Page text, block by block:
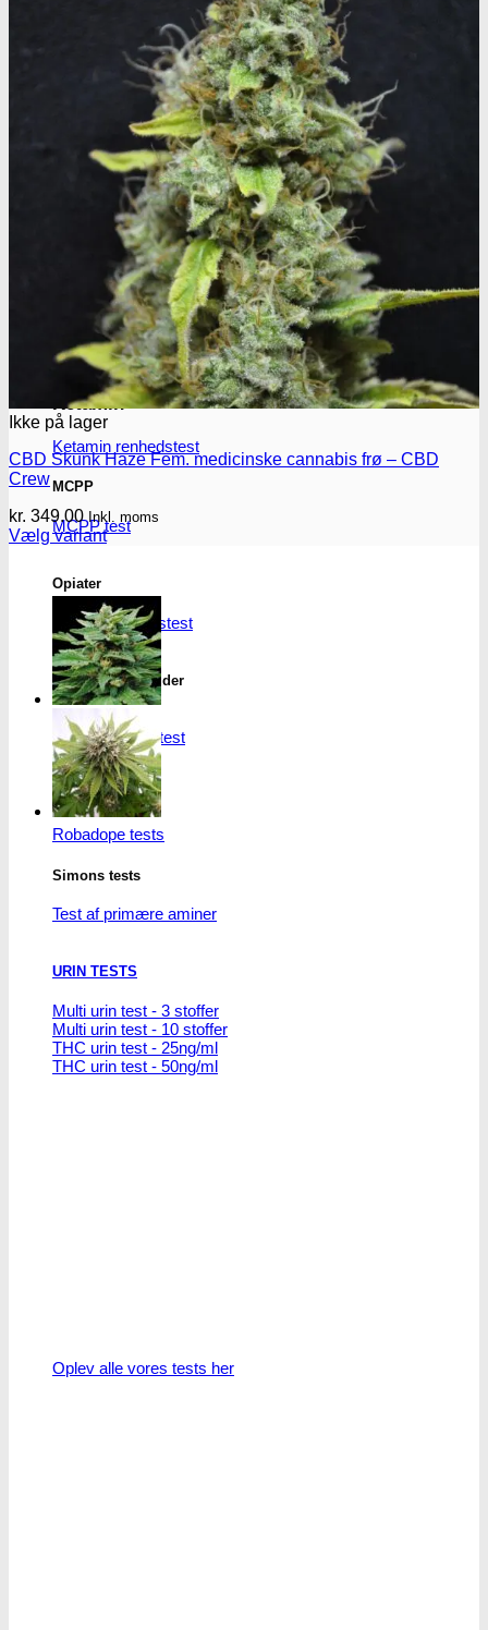
Badesalte renhedstest
LSD renhedstest
Benzodiazepiner
Benzoer renhedstest
GHB/Hætter
GHB/Hætter renhedstest
Ketamin
Ketamin renhedstest
MCPP
MCPP test
Opiater
Opiater renhedstest
THC/Cannabinoider
THC test
Cannabinoider test
Robadope
Robadope tests
Simons tests
Test af primære aminer
URIN TESTS
Multi urin test - 3 stoffer
Multi urin test - 10 stoffer
THC urin test - 25ng/ml
THC urin test - 50ng/ml
Oplev alle vores tests her
Ikke på lager
CBD Skunk Haze Fem. medicinske cannabis frø – CBD
Crew
kr. 349.00 Inkl. moms
Vælg variant
varianter.
Mulighederne
vælges
varesiden